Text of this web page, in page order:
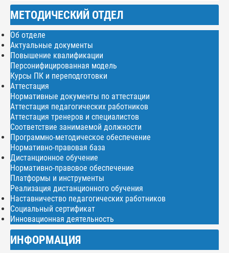
МЕТОДИЧЕСКИЙ ОТДЕЛ
Об отделе
Актуальные документы
Повышение квалификации
Персонифицированная модель
Курсы ПК и переподготовки
Аттестация
Нормативные документы по аттестации
Аттестация педагогических работников
Аттестация тренеров и специалистов
Соответствие занимаемой должности
Программно-методическое обеспечение
Нормативно-правовая база
Дистанционное обучение
Нормативно-правовое обеспечение
Платформы и инструменты
Реализация дистанционного обучения
Наставничество педагогических работников
Социальный сертификат
Инновационная деятельность
ИНФОРМАЦИЯ